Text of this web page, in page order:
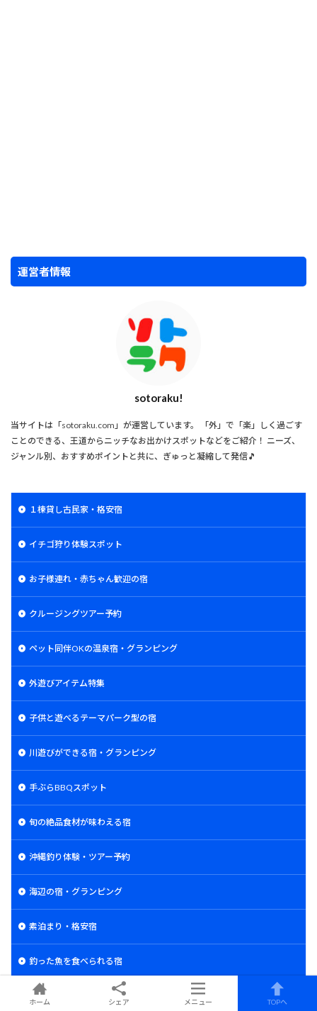
運営者情報
sotoraku!
当サイトは「sotoraku.com」が運営しています。 「外」で「楽」しく過ごす
ことのできる、王道からニッチなお出かけスポットなどをご紹介！ ニーズ、
ジャンル別、おすすめポイントと共に、ぎゅっと凝縮して発信🎵
１棟貸し古民家・格安宿
イチゴ狩り体験スポット
お子様連れ・赤ちゃん歓迎の宿
クルージングツアー予約
ペット同伴OKの温泉宿・グランピング
外遊びアイテム特集
子供と遊べるテーマパーク型の宿
川遊びができる宿・グランピング
手ぶらBBQスポット
旬の絶品食材が味わえる宿
沖縄釣り体験・ツアー予約
海辺の宿・グランピング
素泊まり・格安宿
釣った魚を食べられる宿
釣って食べれる釣り堀
ホーム シェア メニュー TOPへ